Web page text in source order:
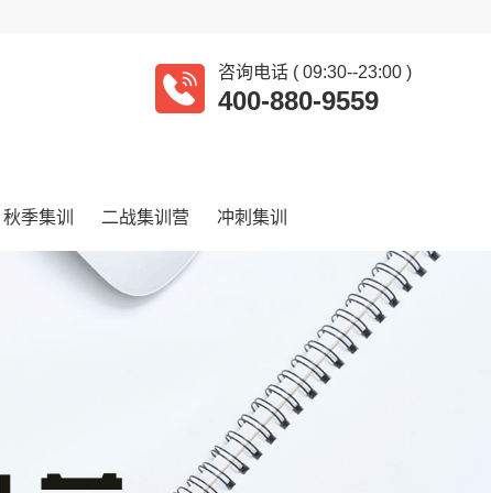
咨询电话 ( 09:30--23:00 )
400-880-9559
秋季集训 二战集训营 冲刺集训